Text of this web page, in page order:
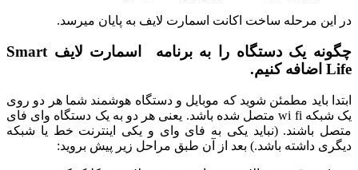
در این مرحله ساخت اکانت اسمارت لایف به پایان میرسد.
چگونه یک دستگاه را به برنامه اسمارت لایف Smart
Life اضافه کنیم.
ابتدا باید مطمئن شوید که موبایل و دستگاه هوشمند شما هر دو روی
یک شبکه wi fi متصل شده باشد. یعنی هر دو به یک دستگاه وای فای
متصل باشند. (نباید یکی به فای وای و یکی اینترنت خط یا شبکه
دیگری داشته باشد.) بعد از آن طبق مراحل زیر پیش بروید: